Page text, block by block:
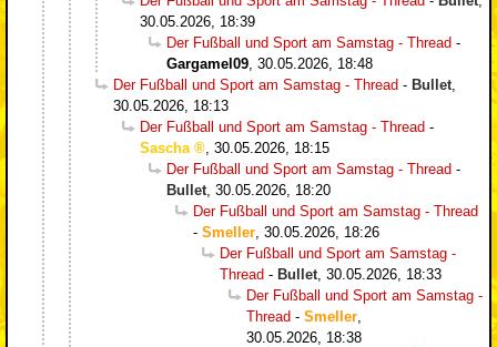
30.05.2026, 18:39
Der Fußball und Sport am Samstag - Thread -
Gargamel09 30.05.2026, 18:48
Der Fußball und Sport am Samstag - Thread - Bullet
30.05.2026, 18:13
Der Fußball und Sport am Samstag - Thread -
Sascha
30.05.2026, 18:15
Der Fußball und Sport am Samstag - Thread -
Bullet 30.05.2026, 18:20
Der Fußball und Sport am Samstag - Thread
- Smeller 30.05.2026, 18:26
Der Fußball und Sport am Samstag -
Thread - Bullet 30.05.2026, 18:33
Der Fußball und Sport am Samstag -
Thread - Smeller
30.05.2026, 18:38